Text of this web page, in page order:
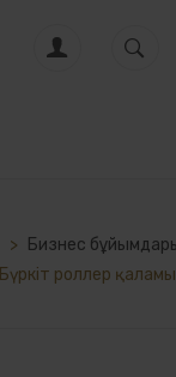
> Бизнес
Бүркіт роллер қаламы